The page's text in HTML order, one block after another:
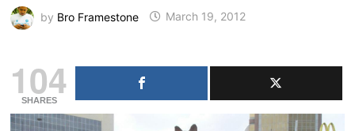
by Bro Framestone March 19, 2012
104
SHARES